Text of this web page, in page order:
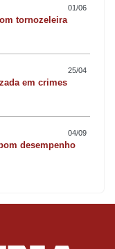
01/06
tornozeleira
25/04
em crimes
04/09
desempenho